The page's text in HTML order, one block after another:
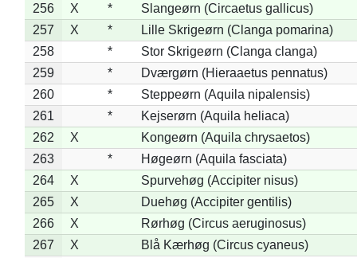
256
X *
Slangeørn (Circaetus gallicus)
257
X *
Lille Skrigeørn (Clanga pomarina)
258
*
Stor Skrigeørn (Clanga clanga)
259
*
Dværgørn (Hieraaetus pennatus)
260
*
Steppeørn (Aquila nipalensis)
261
*
Kejserørn (Aquila heliaca)
262
X
Kongeørn (Aquila chrysaetos)
263
*
Høgeørn (Aquila fasciata)
264
X
Spurvehøg (Accipiter nisus)
265
X
Duehøg (Accipiter gentilis)
266
X
Rørhøg (Circus aeruginosus)
267
X
Blå Kærhøg (Circus cyaneus)